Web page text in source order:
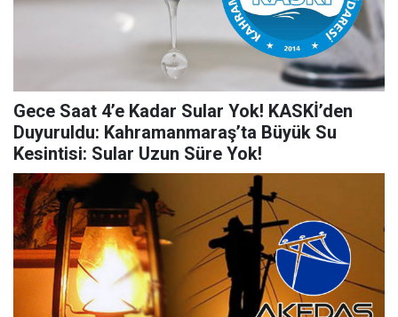
Gece Saat 4’e Kadar Sular Yok! KASKİ’den
Duyuruldu: Kahramanmaraş’ta Büyük Su
Kesintisi: Sular Uzun Süre Yok!